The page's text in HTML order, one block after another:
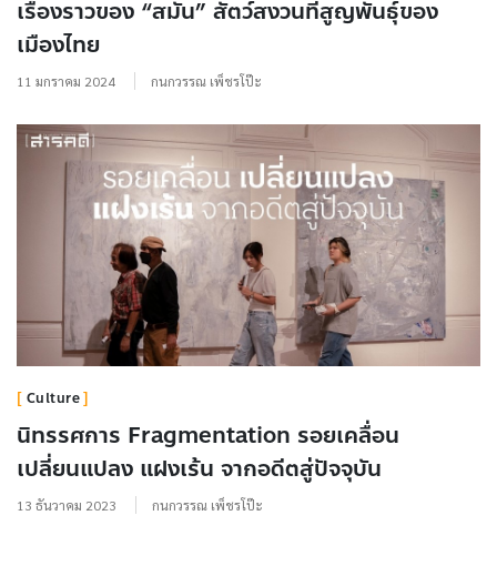
เรื่องราวของ “สมัน” สัตว์สงวนที่สูญพันธุ์ของ
เมืองไทย
11 มกราคม 2024 กนกวรรณ เพ็ชรโป๊ะ
Culture
นิทรรศการ Fragmentation รอยเคลื่อน
เปลี่ยนแปลง แฝงเร้น จากอดีตสู่ปัจจุบัน
13 ธันวาคม 2023 กนกวรรณ เพ็ชรโป๊ะ